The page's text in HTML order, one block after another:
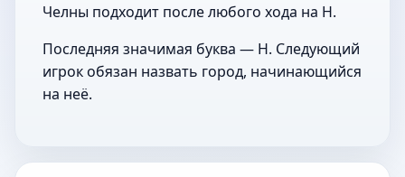
Челны подходит после любого хода на Н.
Последняя значимая буква — Н. Следующий
игрок обязан назвать город, начинающийся
на неё.